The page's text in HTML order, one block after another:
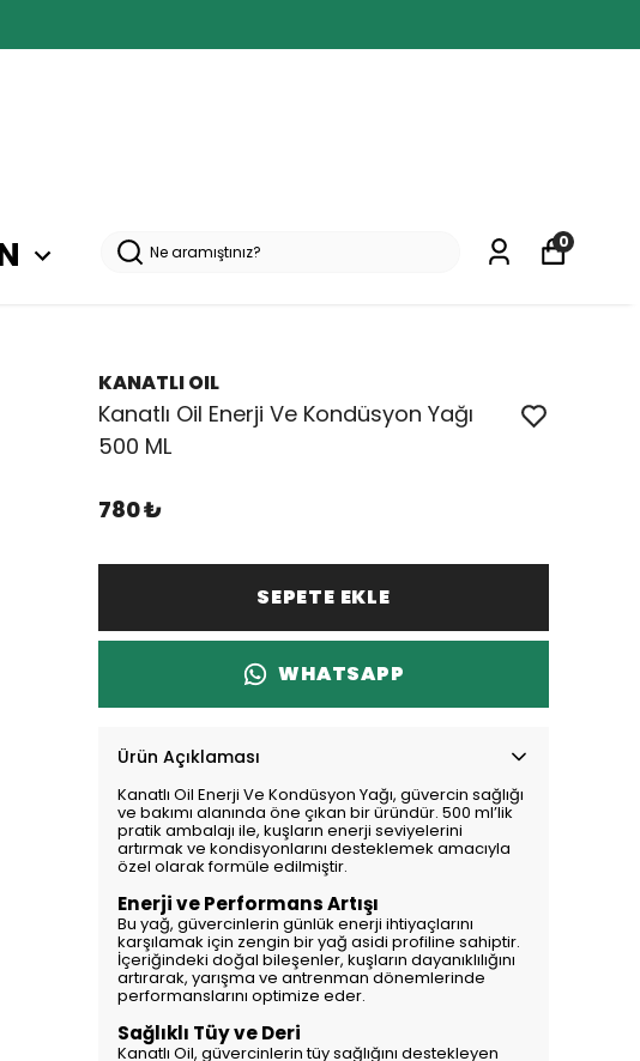
0
KANATLI OIL
Kanatlı Oil Enerji Ve Kondüsyon Yağı
500 ML
780 ₺
SEPETE EKLE
WHATSAPP
Ürün Açıklaması
Kanatlı Oil Enerji Ve Kondüsyon Yağı, güvercin sağlığı
ve bakımı alanında öne çıkan bir üründür. 500 ml’lik
pratik ambalajı ile, kuşların enerji seviyelerini
artırmak ve kondisyonlarını desteklemek amacıyla
özel olarak formüle edilmiştir.
Enerji ve Performans Artışı
Bu yağ, güvercinlerin günlük enerji ihtiyaçlarını
karşılamak için zengin bir yağ asidi profiline sahiptir.
İçeriğindeki doğal bileşenler, kuşların dayanıklılığını
artırarak, yarışma ve antrenman dönemlerinde
performanslarını optimize eder.
Sağlıklı Tüy ve Deri
Kanatlı Oil, güvercinlerin tüy sağlığını destekleyen